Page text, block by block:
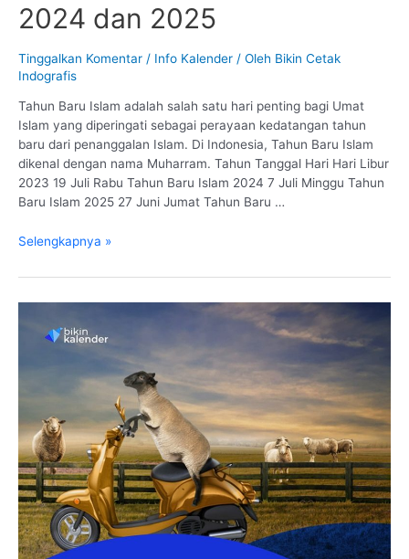
2024 dan 2025
Tinggalkan Komentar / Info Kalender / Oleh Bikin Cetak
Indografis
Tahun Baru Islam adalah salah satu hari penting bagi Umat
Islam yang diperingati sebagai perayaan kedatangan tahun
baru dari penanggalan Islam. Di Indonesia, Tahun Baru Islam
dikenal dengan nama Muharram. Tahun Tanggal Hari Hari Libur
2023 19 Juli Rabu Tahun Baru Islam 2024 7 Juli Minggu Tahun
Baru Islam 2025 27 Juni Jumat Tahun Baru …
Tahun
Islam
Selengkapnya »